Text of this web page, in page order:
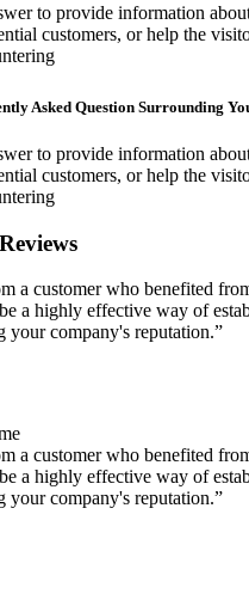
to provide information
customers, or help the
Asked Question Surrounding
to provide information
customers, or help the
a customer who benefited
a highly effective way of
your company's reputation.”
a customer who benefited
a highly effective way of
your company's reputation.”